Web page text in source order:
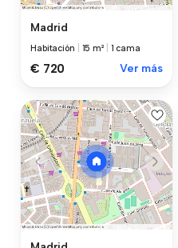
Madrid
Habitación 15 m² 1 cama
€ 720 Ver más